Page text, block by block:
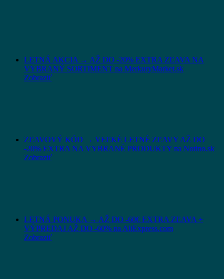
LETNÁ AKCIA → AŽ DO -20% EXTRA ZĽAVA NA
VYBRANÝ SORTIMENT na MerkuryMarket.sk
Zobraziť
ZĽAVOVÝ KÓD → VEĽKÉ LETNÉ ZĽAVY AŽ DO
-20% EXTRA NA VYBRANÉ PRODUKTY na Notino.sk
Zobraziť
LETNÁ PONUKA → AŽ DO -60€ EXTRA ZĽAVA +
VÝPREDAJ AŽ DO -60% na AliExpress.com
Zobraziť